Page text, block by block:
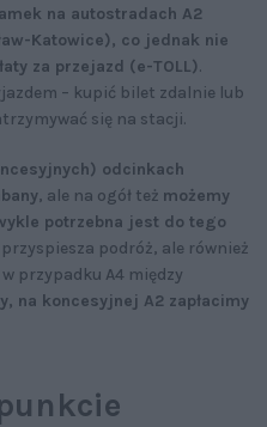
na autostradach A2
Katowice), co jednak nie
za przejazd (e-TOLL).
– kupić bilet zdalnie lub
się na stacji.
odcinkach
, ale na ogół też możemy
potrzebna jest do tego
podróż, ale również
przypadku A4 między
na koncesyjnej A2 zapłacimy